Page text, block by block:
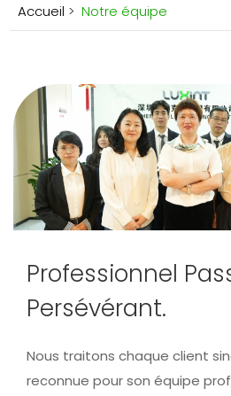
Accueil > Notre équipe
Professionnel
Persévérant.
Nous traitons chaque client
reconnue pour son équipe